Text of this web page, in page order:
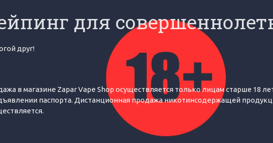
Табак
Пирог/кекс
20
Выпечка, Алкогольные, Табачные
для
друг!
в магазине Zapar Vape Shop осуществляется только лицам старше 18
паспорта. Дистанционная продажа никотинсодержащей